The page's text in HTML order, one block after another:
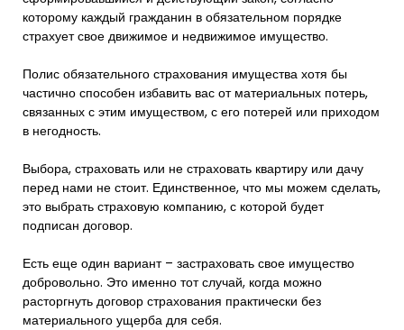
которому каждый гражданин в обязательном порядке
страхует свое движимое и недвижимое имущество.
Полис обязательного страхования имущества хотя бы
частично способен избавить вас от материальных потерь,
связанных с этим имуществом, с его потерей или приходом
в негодность.
Выбора, страховать или не страховать квартиру или дачу
перед нами не стоит. Единственное, что мы можем сделать,
это выбрать страховую компанию, с которой будет
подписан договор.
Есть еще один вариант – застраховать свое имущество
добровольно. Это именно тот случай, когда можно
расторгнуть договор страхования практически без
материального ущерба для себя.